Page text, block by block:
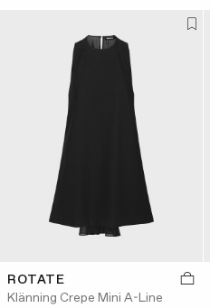
ROTATE
Klänning Crepe Mini A-Line